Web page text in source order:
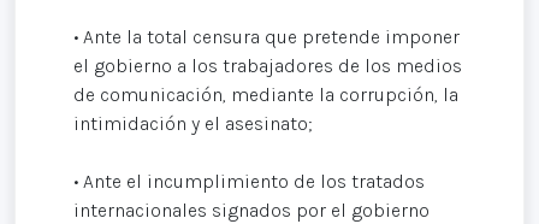
• Ante la total censura que pretende imponer
el gobierno a los trabajadores de los medios
de comunicación, mediante la corrupción, la
intimidación y el asesinato;
• Ante el incumplimiento de los tratados
internacionales signados por el gobierno